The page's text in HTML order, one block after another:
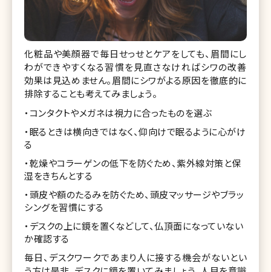
化粧品や美顔器で毎日せっせとケアをしても、眉間にし
わができやすくなる習慣を見直さなければシワの改善
効果は見込めません。眉間にシワがよる原因を徹底的に
排除することも考えてみましょう。
・コンタクトやメガネは視力に合ったものを選ぶ
・眠るときは横向きではなく、仰向けで眠るように心がけ
る
・乾燥やコラーゲンの低下を防ぐため、紫外線対策と保
湿をきちんとする
・頭皮や額のたるみを防ぐため、頭皮マッサージやブラッ
シングを習慣にする
・デスクの上に鏡を置くなどして、仏頂面になっていない
か確認する
毎日、デスクワークであまり人に接する機会がないとい